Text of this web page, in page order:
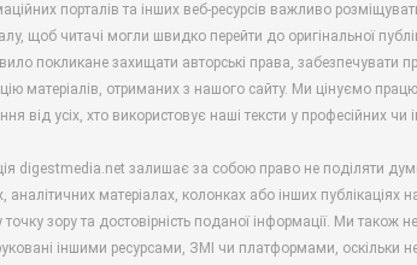
порталів та інших веб-ресурсів важливо
щоб читачі могли швидко перейти до оригінальної
покликане захищати авторські права, забезпечувати
матеріалів, отриманих з нашого сайту. Ми цінуємо
від усіх, хто використовує наші тексти у професійних чи
digestmedia.net залишає за собою право не поділяти
аналітичних матеріалах, колонках або інших публікаціях
точку зору та достовірність поданої інформації. Ми також
іншими ресурсами, ЗМІ чи платформами, оскільки